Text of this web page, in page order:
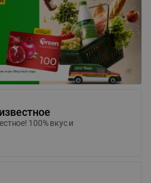
100% вкус и